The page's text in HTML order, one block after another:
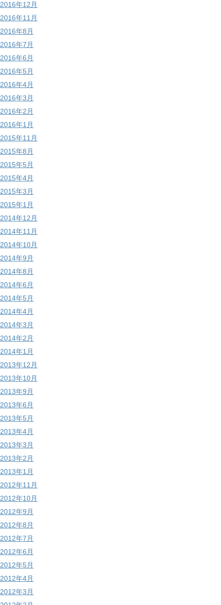
2016年12月
2016年11月
2016年8月
2016年7月
2016年6月
2016年5月
2016年4月
2016年3月
2016年2月
2016年1月
2015年11月
2015年8月
2015年5月
2015年4月
2015年3月
2015年1月
2014年12月
2014年11月
2014年10月
2014年9月
2014年8月
2014年6月
2014年5月
2014年4月
2014年3月
2014年2月
2014年1月
2013年12月
2013年10月
2013年9月
2013年6月
2013年5月
2013年4月
2013年3月
2013年2月
2013年1月
2012年11月
2012年10月
2012年9月
2012年8月
2012年7月
2012年6月
2012年5月
2012年4月
2012年3月